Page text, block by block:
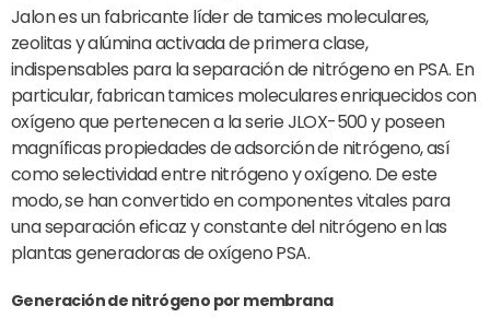
Jalon es un fabricante líder de tamices moleculares,
zeolitas y alúmina activada de primera clase,
indispensables para la separación de nitrógeno en PSA. En
particular, fabrican tamices moleculares enriquecidos con
oxígeno que pertenecen a la serie JLOX-500 y poseen
magníficas propiedades de adsorción de nitrógeno, así
como selectividad entre nitrógeno y oxígeno. De este
modo, se han convertido en componentes vitales para
una separación eficaz y constante del nitrógeno en las
plantas generadoras de oxígeno PSA.
Generación de nitrógeno por membrana